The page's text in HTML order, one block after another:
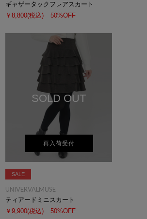
ギャザータックフレアスカート
￥8,800(税込) 50%OFF
SOLD OUT
再入荷受付
SALE
UNIVERVALMUSE
ティアードミニスカート
￥9,900(税込) 50%OFF